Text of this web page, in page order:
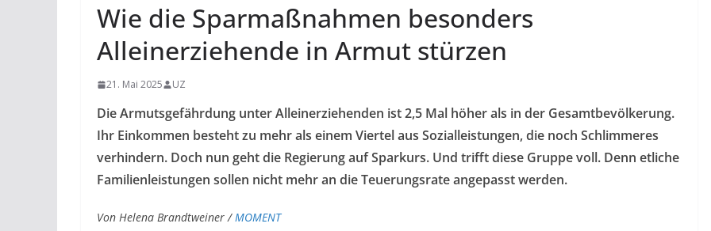
Wie die Sparmaßnahmen besonders
Alleinerziehende in Armut stürzen
21. Mai 2025 UZ
Die Armutsgefährdung unter Alleinerziehenden ist 2,5 Mal höher als in der Gesamtbevölkerung.
Ihr Einkommen besteht zu mehr als einem Viertel aus Sozialleistungen, die noch Schlimmeres
verhindern. Doch nun geht die Regierung auf Sparkurs. Und trifft diese Gruppe voll. Denn etliche
Familienleistungen sollen nicht mehr an die Teuerungsrate angepasst werden.
Von Helena Brandtweiner /MOMENT